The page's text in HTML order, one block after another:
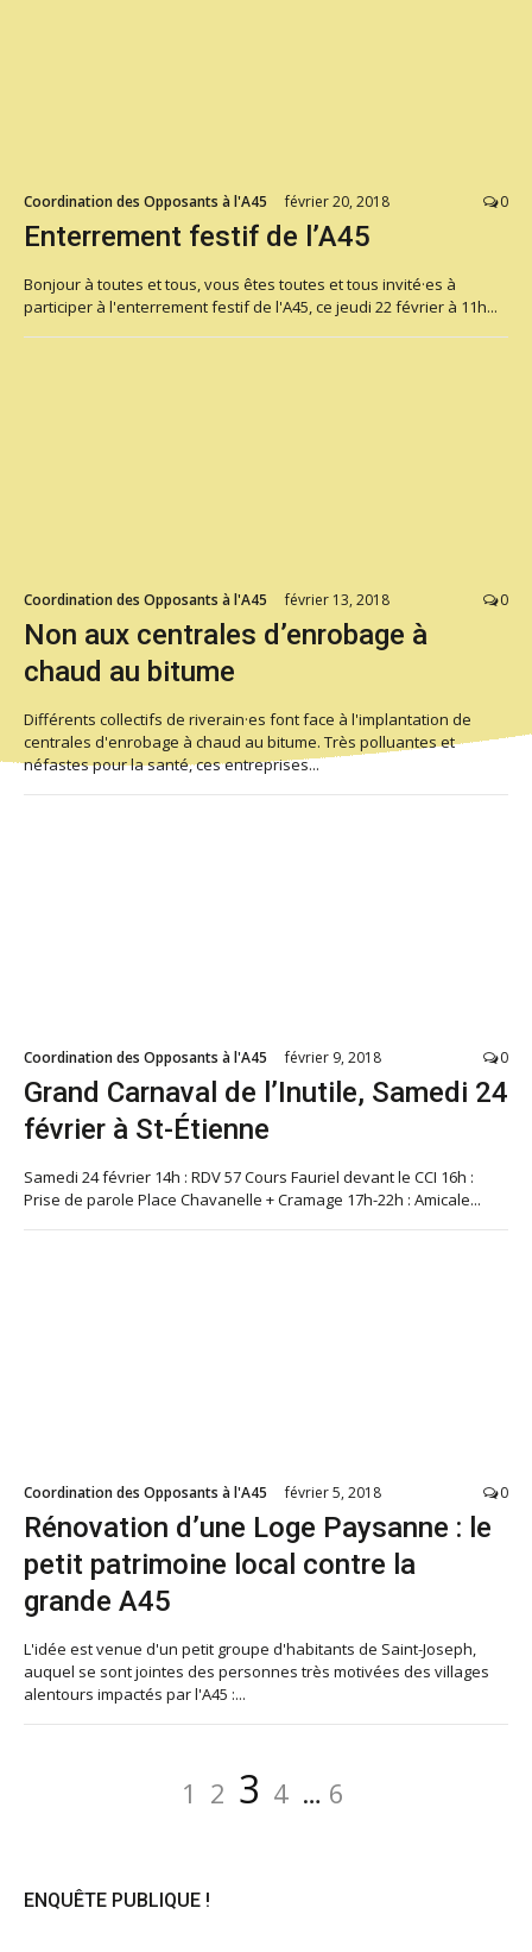
Coordination des Opposants à l'A45 février 20, 2018 0
Enterrement festif de l’A45
Bonjour à toutes et tous, vous êtes toutes et tous invité·es à
participer à l'enterrement festif de l'A45, ce jeudi 22 février à 11h...
Coordination des Opposants à l'A45 février 13, 2018 0
Non aux centrales d’enrobage à
chaud au bitume
Différents collectifs de riverain·es font face à l'implantation de
centrales d'enrobage à chaud au bitume. Très polluantes et
néfastes pour la santé, ces entreprises...
Coordination des Opposants à l'A45 février 9, 2018 0
Grand Carnaval de l’Inutile, Samedi 24
février à St-Étienne
Samedi 24 février 14h : RDV 57 Cours Fauriel devant le CCI 16h :
Prise de parole Place Chavanelle + Cramage 17h-22h : Amicale...
Coordination des Opposants à l'A45 février 5, 2018 0
Rénovation d’une Loge Paysanne : le
petit patrimoine local contre la
grande A45
L'idée est venue d'un petit groupe d'habitants de Saint-Joseph,
auquel se sont jointes des personnes très motivées des villages
alentours impactés par l'A45 :...
Page
1 Page
2 Page
3 Page
4 … Page
6
ENQUÊTE PUBLIQUE !